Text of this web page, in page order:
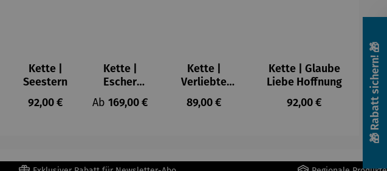
Kette |
Seestern
Regulärer Preis:
92,00 €
Kette |
Escher
Kugel
Regulärer Preis:
Ab 169,00 €
Kette |
Verliebte
Herzen
Regulärer Preis:
89,00 €
Kette | Glaube
Liebe Hoffnung
Regulärer Preis:
92,00 € 🎁 Rabatt sichern! 🎁